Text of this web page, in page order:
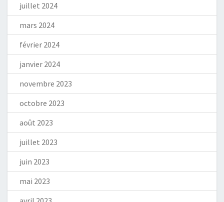
juillet 2024
mars 2024
février 2024
janvier 2024
novembre 2023
octobre 2023
août 2023
juillet 2023
juin 2023
mai 2023